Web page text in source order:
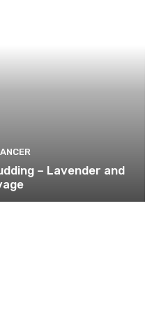
– Lavender and